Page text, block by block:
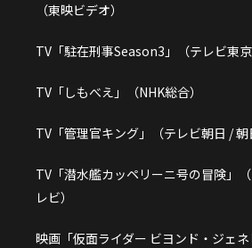
（東映ビデオ）
TV「駐在刑事Season3」（テレビ東京
TV「しもべえ」（NHK総合）
TV「管理官キング」（テレビ朝日 / 朝
TV「潜水艦カッペリーニ号の冒険」
レビ）
映画「仮面ライダー ビヨンド・ジェ